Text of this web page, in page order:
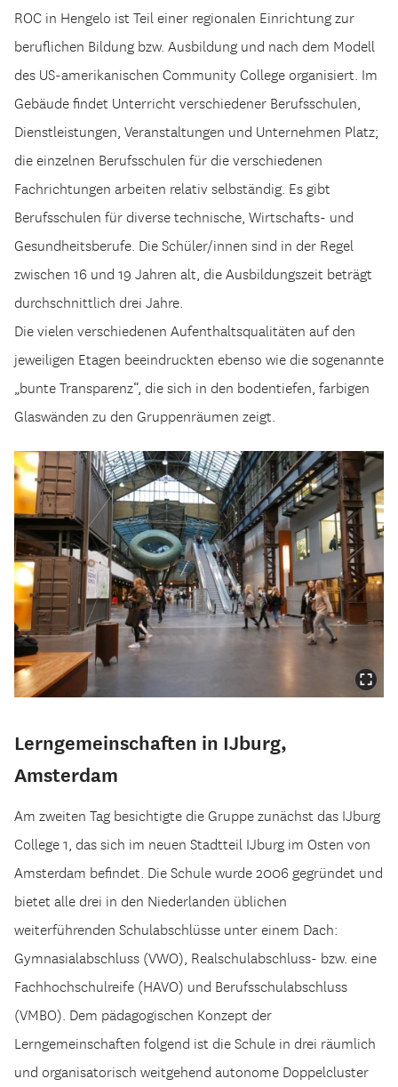
ROC in Hengelo ist Teil einer regionalen Einrichtung zur
beruflichen Bildung bzw. Ausbildung und nach dem Modell
des US-amerikanischen Community College organisiert. Im
Gebäude findet Unterricht verschiedener Berufsschulen,
Dienstleistungen, Veranstaltungen und Unternehmen Platz;
die einzelnen Berufsschulen für die verschiedenen
Fachrichtungen arbeiten relativ selbständig. Es gibt
Berufsschulen für diverse technische, Wirtschafts- und
Gesundheitsberufe. Die Schüler/innen sind in der Regel
zwischen 16 und 19 Jahren alt, die Ausbildungszeit beträgt
durchschnittlich drei Jahre.
Die vielen verschiedenen Aufenthaltsqualitäten auf den
jeweiligen Etagen beeindruckten ebenso wie die sogenannte
„bunte Transparenz“, die sich in den bodentiefen, farbigen
Glaswänden zu den Gruppenräumen zeigt.
Lerngemeinschaften in IJburg,
Amsterdam
Am zweiten Tag besichtigte die Gruppe zunächst das IJburg
College 1, das sich im neuen Stadtteil IJburg im Osten von
Amsterdam befindet. Die Schule wurde 2006 gegründet und
bietet alle drei in den Niederlanden üblichen
weiterführenden Schulabschlüsse unter einem Dach:
Gymnasialabschluss (VWO), Realschulabschluss- bzw. eine
Fachhochschulreife (HAVO) und Berufsschulabschluss
(VMBO). Dem pädagogischen Konzept der
Lerngemeinschaften folgend ist die Schule in drei räumlich
und organisatorisch weitgehend autonome Doppelcluster